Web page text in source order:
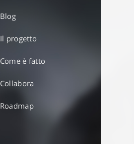
Blog
Il progetto
Come è fatto
Collabora
Roadmap